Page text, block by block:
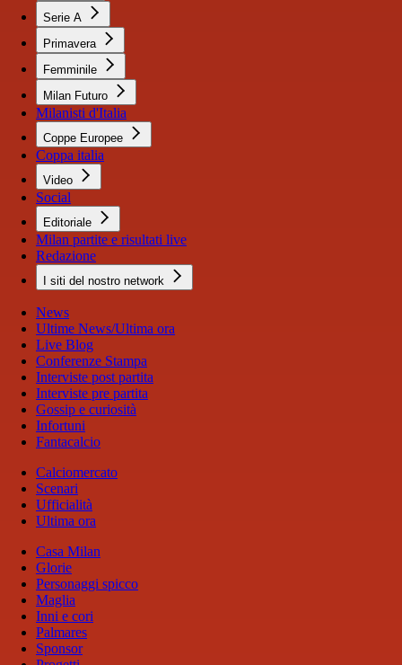
Serie A
Primavera
Femminile
Milan Futuro
Milanisti d'Italia
Coppe Europee
Coppa italia
Video
Social
Editoriale
Milan partite e risultati live
Redazione
I siti del nostro network
News
Ultime News/Ultima ora
Live Blog
Conferenze Stampa
Interviste post partita
Interviste pre partita
Gossip e curiosità
Infortuni
Fantacalcio
Calciomercato
Scenari
Ufficialità
Ultima ora
Casa Milan
Glorie
Personaggi spicco
Maglia
Inni e cori
Palmares
Sponsor